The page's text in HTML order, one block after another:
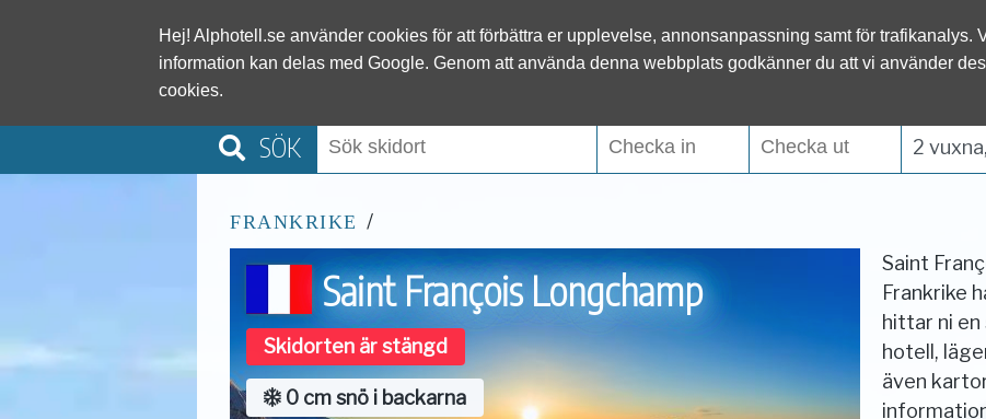
Alphotell.se Österrike Italien
SÖK 2
FRANKRIKE /
Saint François Longchamp
Skidorten är stängd
0 cm snö i backarna
Saint
Frankrike
hittar ni en
hotell,
även
Hej! Alphotell.se använder cookies för att förbättra er upplevelse, annonsanpassning samt för trafikanalys.
information kan delas med Google. Genom att använda denna webbplats godkänner du att vi använder
cookies.